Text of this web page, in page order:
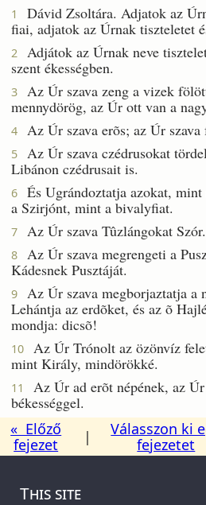
1
Dávid Zsoltára. Adjatok az
fiai, adjatok az Úrnak tiszteletet
2
Adjátok az Úrnak neve
szent ékességben.
3
Az Úr szava zeng a vizek
mennydörög, az Úr ott van a
4 Az Úr szava erõs; az Úr szava
5
Az Úr szava czédrusokat
Libánon czédrusait is.
6
És Ugrándoztatja azokat,
a Szirjónt, mint a bivalyfiat.
7 Az Úr szava Tûzlángokat Szór.
8
Az Úr szava megrengeti a
Kádesnek Pusztáját.
9
Az Úr szava megborjaztatja a
Lehántja az erdõket, és az õ
mondja: dicsõ!
10
Az Úr Trónolt az özönvíz
mint Király, mindörökké.
11
Az Úr ad erõt népének, az
békességgel.
« Előző
fejezet
|
Válasszon ki
fejezetet
This site